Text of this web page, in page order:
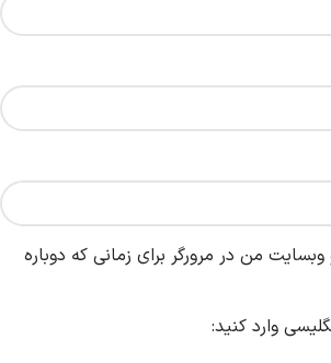
من در مرورگر برای زمانی که دوباره
وارد کنید: